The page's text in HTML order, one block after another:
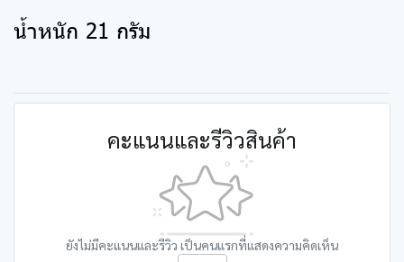
น้ำหนัก 21 กรัม
คะแนนและรีวิวสินค้า
ยังไม่มีคะแนนและรีวิว เป็นคนแรกที่แสดงความคิดเห็น